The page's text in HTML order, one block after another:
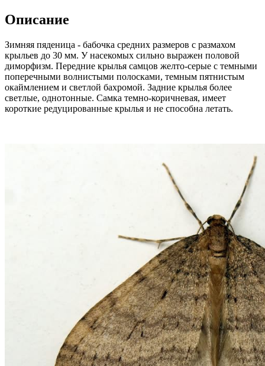
Описание
Зимняя пяденица - бабочка средних размеров с размахом
крыльев до 30 мм. У насекомых сильно выражен половой
диморфизм. Передние крылья самцов желто-серые с темными
поперечными волнистыми полосками, темным пятнистым
окаймлением и светлой бахромой. Задние крылья более
светлые, однотонные. Самка темно-коричневая, имеет
короткие редуцированные крылья и не способна летать.